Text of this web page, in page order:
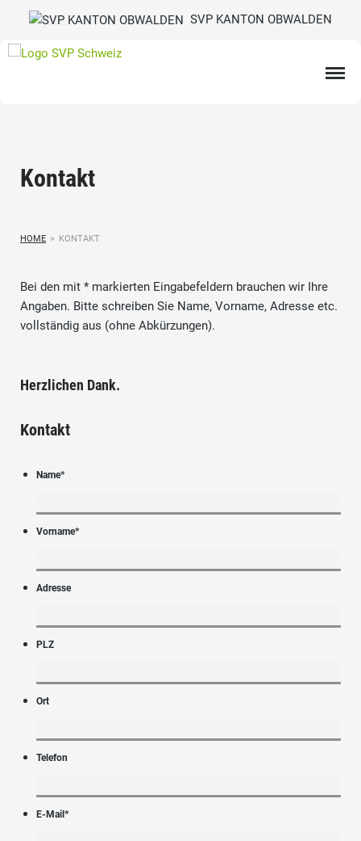
SVP KANTON OBWALDEN
Kontakt
HOME > KONTAKT
Bei den mit * markierten Eingabefeldern brauchen wir Ihre
Angaben. Bitte schreiben Sie Name, Vorname, Adresse etc.
vollständig aus (ohne Abkürzungen).
Herzlichen Dank.
Kontakt
Name*
Vorname*
Adresse
PLZ
Ort
Telefon
E-Mail *